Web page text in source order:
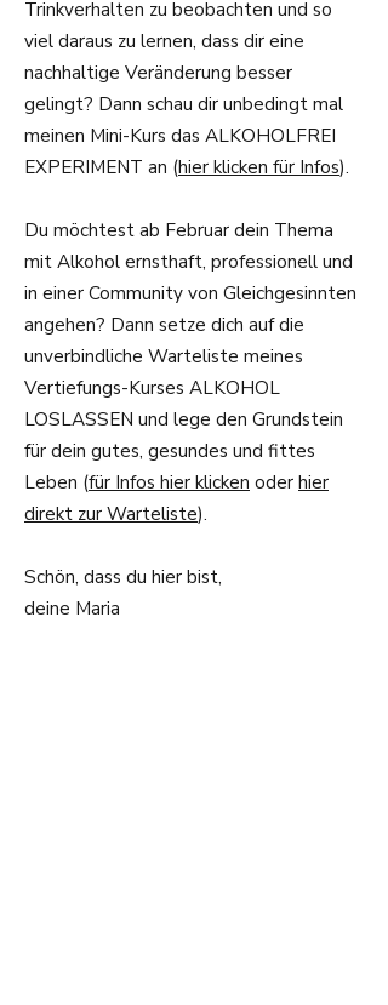
Trinkverhalten zu beobachten und so
viel daraus zu lernen, dass dir eine
nachhaltige Veränderung besser
gelingt? Dann schau dir unbedingt mal
meinen Mini-Kurs das ALKOHOLFREI
EXPERIMENT an (hier klicken für Infos).
Du möchtest ab Februar dein Thema
mit Alkohol ernsthaft, professionell und
in einer Community von Gleichgesinnten
angehen? Dann setze dich auf die
unverbindliche Warteliste meines
Vertiefungs-Kurses ALKOHOL
LOSLASSEN und lege den Grundstein
für dein gutes, gesundes und fittes
Leben (für Infos hier klicken oder hier
direkt zur Warteliste).
Schön, dass du hier bist,
deine Maria